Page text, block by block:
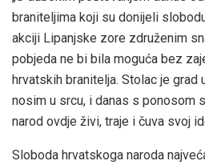
braniteljima koji su donijeli
akciji Lipanjske zore združenim
pobjeda ne bi bila moguća bez
hrvatskih branitelja. Stolac je
nosim u srcu, i danas s ponosom
narod ovdje živi, traje i čuva svoj
Sloboda hrvatskoga naroda